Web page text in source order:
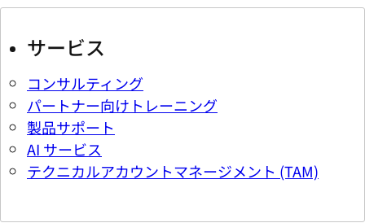
サービス
コンサルティング
パートナー向けトレーニング
製品サポート
AI サービス
テクニカルアカウントマネージメント (TAM)